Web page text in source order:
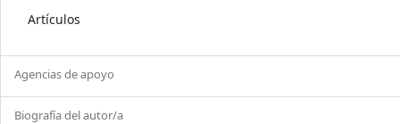
Artículos
Agencias de apoyo
Biografía del autor/a